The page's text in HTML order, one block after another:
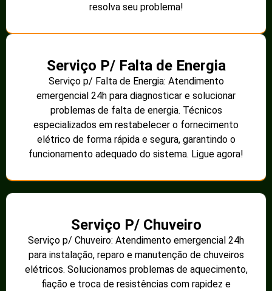
resolva seu problema!
Serviço P/ Falta de Energia
Serviço p/ Falta de Energia: Atendimento
emergencial 24h para diagnosticar e solucionar
problemas de falta de energia. Técnicos
especializados em restabelecer o fornecimento
elétrico de forma rápida e segura, garantindo o
funcionamento adequado do sistema. Ligue agora!
Serviço P/ Chuveiro
Serviço p/ Chuveiro: Atendimento emergencial 24h
para instalação, reparo e manutenção de chuveiros
elétricos. Solucionamos problemas de aquecimento,
fiação e troca de resistências com rapidez e